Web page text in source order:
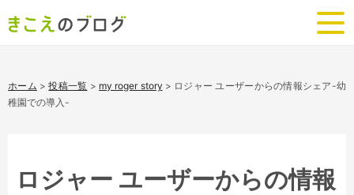
ホーム >投稿一覧 > my roger story > ロジャー ユーザーからの情報シェア-幼
稚園での導入-
ロジャー ユーザーからの情報